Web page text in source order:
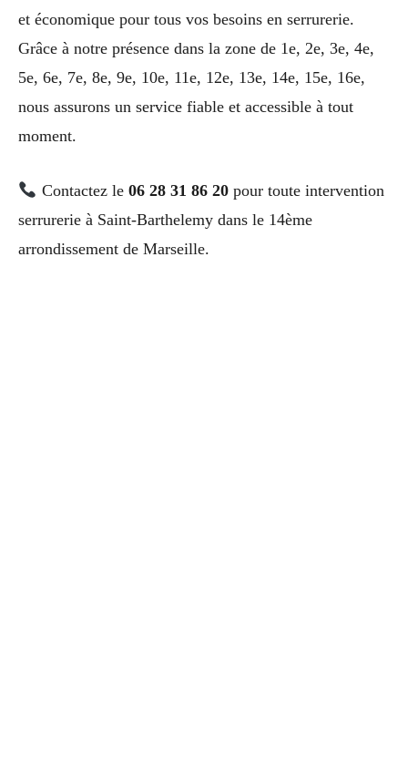
et économique pour tous vos besoins en serrurerie.
Grâce à notre présence dans la zone de 1e, 2e, 3e, 4e,
5e, 6e, 7e, 8e, 9e, 10e, 11e, 12e, 13e, 14e, 15e, 16e,
nous assurons un service fiable et accessible à tout
moment.
Contactez le 06 28 31 86 20pour toute intervention
serrurerie à Saint-Barthelemy dans le 14ème
arrondissement de Marseille.